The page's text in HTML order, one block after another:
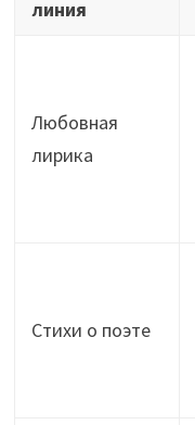
линия
Любовная
лирика
Стихи о поэте